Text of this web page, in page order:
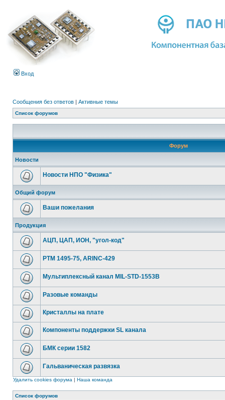
Вход
Сообщения без ответов | Активные темы
Список форумов
Форум
Новости
Новости НПО "Физика"
Общий форум
Ваши пожелания
Продукция
АЦП, ЦАП, ИОН, "угол-код"
РТМ 1495-75, ARINC-429
Мультиплексный канал MIL-STD-1553B
Разовые команды
Кристаллы на плате
Компоненты поддержки SL канала
БМК серии 1582
Гальваническая развязка
Удалить cookies форума | Наша команда
Список форумов